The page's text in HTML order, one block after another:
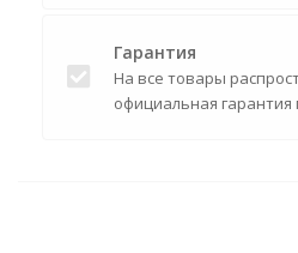
Гарантия
На все товары
официальная гарантия